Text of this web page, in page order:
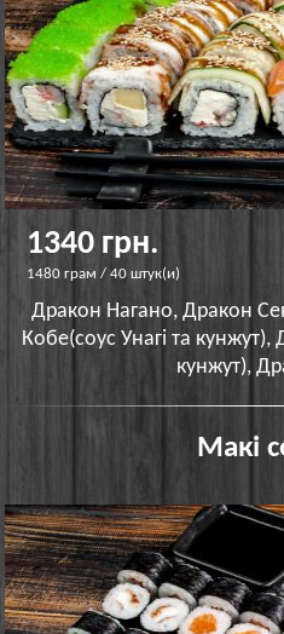
1340 грн.
1480 грам / 40 штук(и)
Дракон Нагано, Дракон
Кобе(соус Унагі та кунжут),
кунжут),
Макі